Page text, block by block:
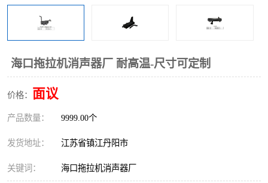
海口拖拉机消声器厂 耐高温-尺寸可定制
价格： 面议
产品数量： 9999.00个
发货地址： 江苏省镇江丹阳市
关键词： 海口拖拉机消声器厂